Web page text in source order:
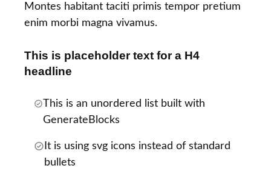
Montes habitant taciti primis tempor pretium
enim morbi magna vivamus.
This is placeholder text for a H4
headline
This is an unordered list built with
GenerateBlocks
It is using svg icons instead of standard
bullets